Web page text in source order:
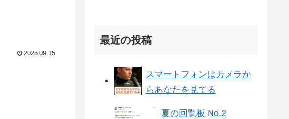
2025.09.15
最近の投稿
スマートフォンはカメラか
らあなたを見てる
夏の回覧板 No.2